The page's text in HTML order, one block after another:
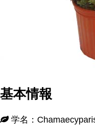
基本情報
学名：